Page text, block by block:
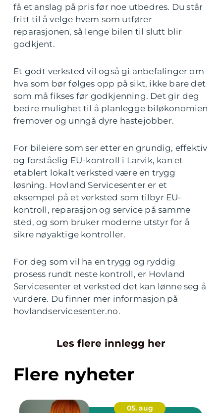
få et anslag på pris før noe utbedres. Du står
fritt til å velge hvem som utfører
reparasjonen, så lenge bilen til slutt blir
godkjent.
Et godt verksted vil også gi anbefalinger om
hva som bør følges opp på sikt, ikke bare det
som må fikses før godkjenning. Det gir deg
bedre mulighet til å planlegge biløkonomien
fremover og unngå dyre hastejobber.
For bileiere som ser etter en grundig, effektiv
og forståelig EU-kontroll i Larvik, kan et
etablert lokalt verksted være en trygg
løsning. Hovland Servicesenter er et
eksempel på et verksted som tilbyr EU-
kontroll, reparasjon og service på samme
sted, og som bruker moderne utstyr for å
sikre nøyaktige kontroller.
For deg som vil ha en trygg og ryddig
prosess rundt neste kontroll, er Hovland
Servicesenter et verksted det kan lønne seg å
vurdere. Du finner mer informasjon på
hovlandservicesenter.no.
Les flere innlegg her
Flere nyheter
05. aug